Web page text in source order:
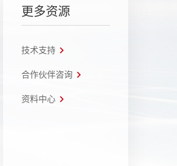
更多资源
技术支持
合作伙伴咨询
资料中心